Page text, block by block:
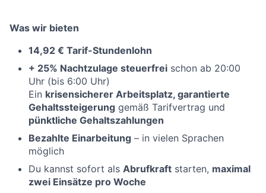
Was wir bieten
14,92 € Tarif-Stundenlohn
+ 25% Nachtzulage steuerfrei schon ab 20:00
Uhr (bis 6:00 Uhr)
Ein krisensicherer Arbeitsplatz, garantierte
Gehaltssteigerung gemäß Tarifvertrag und
pünktliche Gehaltszahlungen
Bezahlte Einarbeitung – in vielen Sprachen
möglich
Du kannst sofort als Abrufkraft starten, maximal
zwei Einsätze pro Woche